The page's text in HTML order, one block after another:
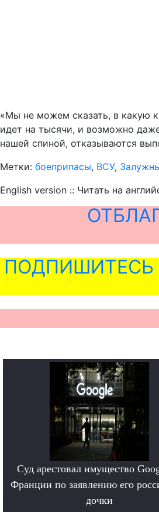
«Мы не можем сказать, в какую
идет на тысячи, и возможно
нашей спиной, отказываются
Метки: боеприпасы, ВСУ,
English version :: Читать на
ПОДПИШИТЕСЬ
Суд арестовал имущество
Франции по заявлению его
дочки